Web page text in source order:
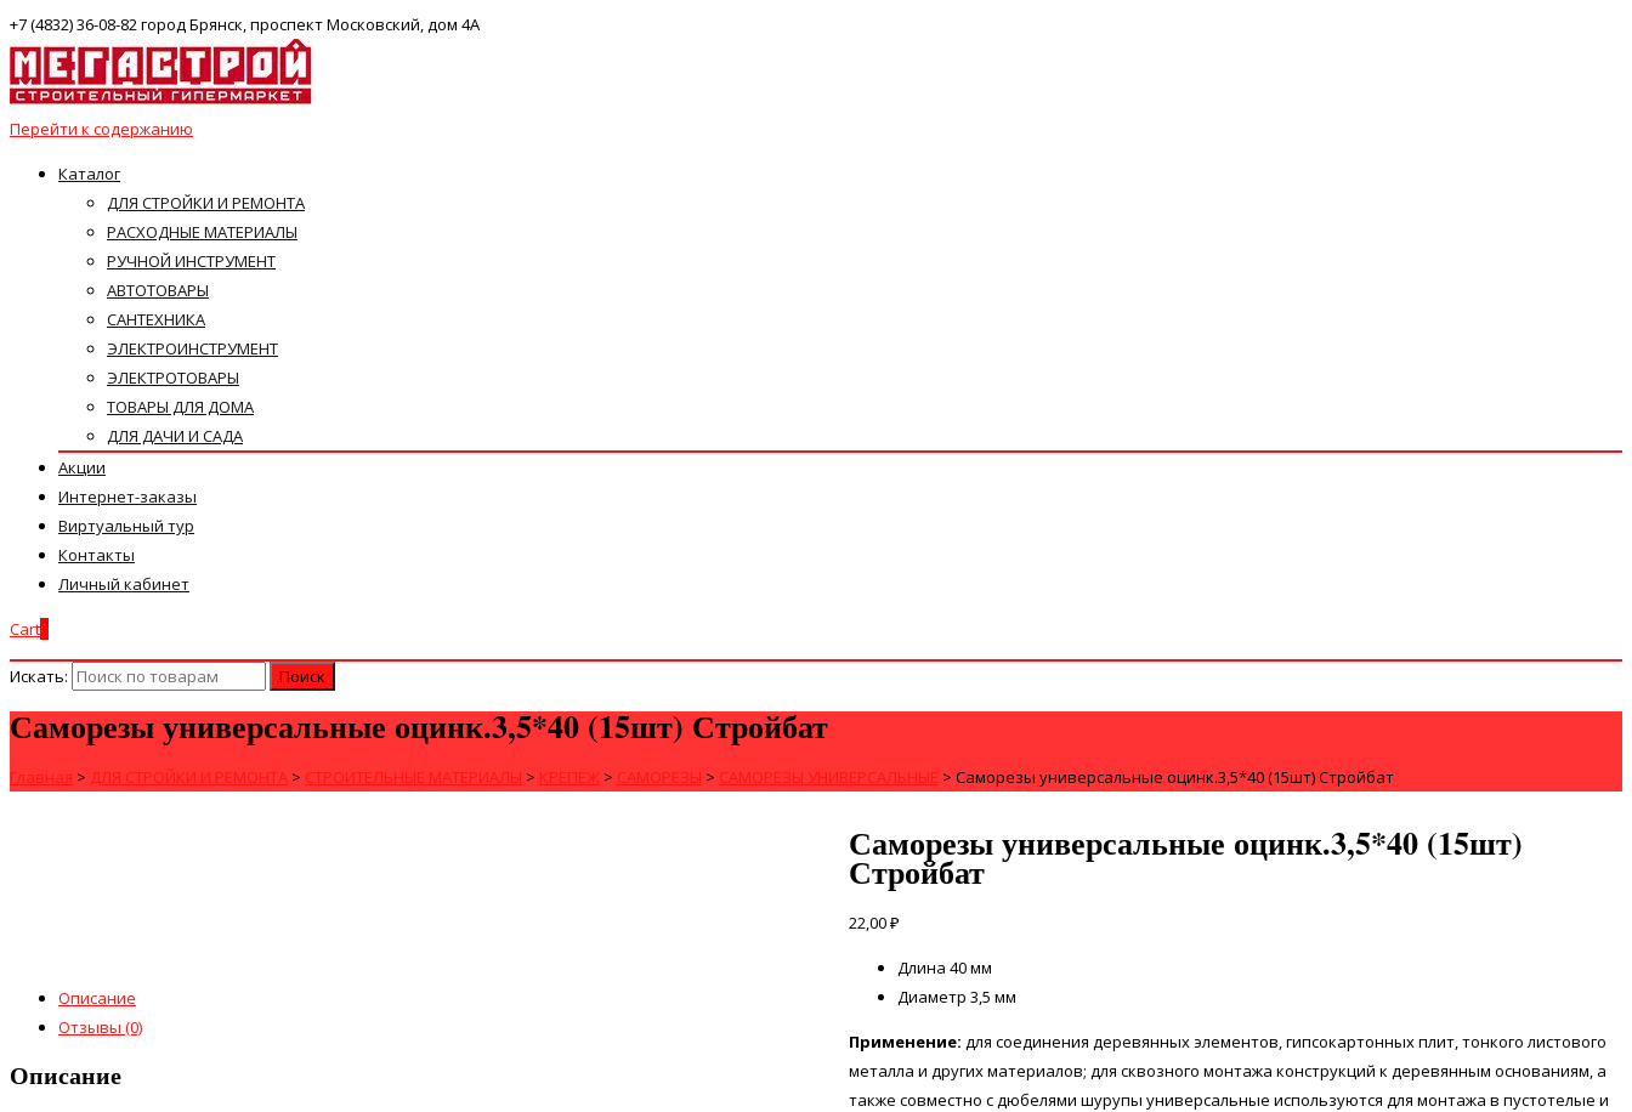
+7 (4832) 36-08-82 город Брянск, проспект Московский, дом 4А
Перейти к содержанию
Каталог
ДЛЯ СТРОЙКИ И РЕМОНТА
РАСХОДНЫЕ МАТЕРИАЛЫ
РУЧНОЙ ИНСТРУМЕНТ
АВТОТОВАРЫ
САНТЕХНИКА
ЭЛЕКТРОИНСТРУМЕНТ
ЭЛЕКТРОТОВАРЫ
ТОВАРЫ ДЛЯ ДОМА
ДЛЯ ДАЧИ И САДА
Акции
Интернет-заказы
Виртуальный тур
Контакты
Личный кабинет
Cart
Искать:
Саморезы универсальные оцинк.3,5*40 (15шт) Стройбат
Главная > ДЛЯ СТРОЙКИ И РЕМОНТА > СТРОИТЕЛЬНЫЕ МАТЕРИАЛЫ > КРЕПЁЖ > САМОРЕЗЫ > САМОРЕЗЫ УНИВЕРСАЛЬНЫЕ > Саморезы универсальные оцинк.3,5*40 (15шт) Стройбат
Саморезы универсальные оцинк.3,5*40 (15шт)
Стройбат
22,00₽
Длина 40 мм
Диаметр 3,5 мм
Применение: для соединения деревянных элементов, гипсокартонных плит, тонкого листового
металла и других материалов; для сквозного монтажа конструкций к деревянным основаниям, а
также совместно с дюбелями шурупы универсальные используются для монтажа в пустотелые и
Описание
Отзывы (0)
Описание